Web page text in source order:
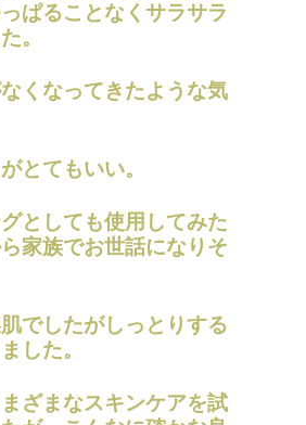
ぱることなくサラサラ
。
くなってきたような気
とてもいい。
としても使用してみた
家族でお世話になりそ
でしたがしっとりする
した。
ざまなスキンケアを試